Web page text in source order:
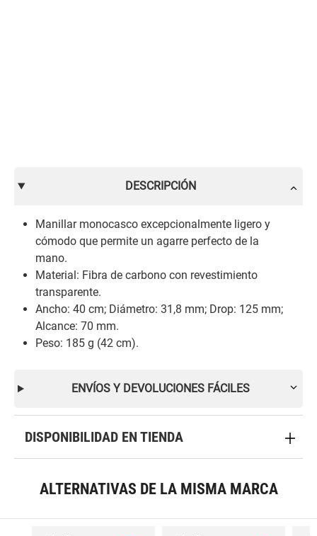
DESCRIPCIÓN
Manillar monocasco excepcionalmente ligero y
cómodo que permite un agarre perfecto de la
mano.
Material: Fibra de carbono con revestimiento
transparente.
Ancho: 40 cm; Diámetro: 31,8 mm; Drop: 125 mm;
Alcance: 70 mm.
Peso: 185 g (42 cm).
ENVÍOS Y DEVOLUCIONES FÁCILES
DISPONIBILIDAD EN TIENDA
ALTERNATIVAS DE LA MISMA MARCA